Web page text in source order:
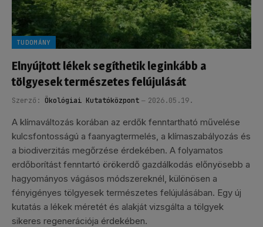
TUDOMÁNY
Elnyújtott lékek segíthetik leginkább a
tölgyesek természetes felújulását
Szerző: Ökológiai Kutatóközpont 2026.05.19.
A klímaváltozás korában az erdők fenntartható művelése
kulcsfontosságú a faanyagtermelés, a klímaszabályozás és
a biodiverzitás megőrzése érdekében. A folyamatos
erdőborítást fenntartó örökerdő gazdálkodás előnyösebb a
hagyományos vágásos módszereknél, különösen a
fényigényes tölgyesek természetes felújulásában. Egy új
kutatás a lékek méretét és alakját vizsgálta a tölgyek
sikeres regenerációja érdekében.